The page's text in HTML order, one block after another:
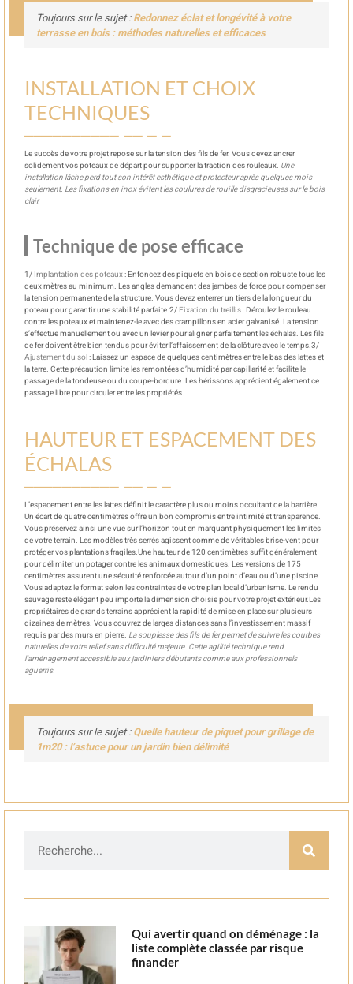
Toujours sur le sujet :Redonnez éclat et longévité à votre
terrasse en bois : méthodes naturelles et efficaces
INSTALLATION ET CHOIX
TECHNIQUES
Le succès de votre projet repose sur la tension des fils de fer. Vous devez ancrer
solidement vos poteaux de départ pour supporter la traction des rouleaux. Une
installation lâche perd tout son intérêt esthétique et protecteur après quelques mois
seulement. Les fixations en inox évitent les coulures de rouille disgracieuses sur le bois
clair.
Technique de pose efficace
1/ Implantation des poteaux: Enfoncez des piquets en bois de section robuste tous les
deux mètres au minimum. Les angles demandent des jambes de force pour compenser
la tension permanente de la structure. Vous devez enterrer un tiers de la longueur du
poteau pour garantir une stabilité parfaite.2/ Fixation du treillis: Déroulez le rouleau
contre les poteaux et maintenez-le avec des crampillons en acier galvanisé. La tension
s’effectue manuellement ou avec un levier pour aligner parfaitement les échalas. Les fils
de fer doivent être bien tendus pour éviter l’affaissement de la clôture avec le temps.3/
Ajustement du sol: Laissez un espace de quelques centimètres entre le bas des lattes et
la terre. Cette précaution limite les remontées d’humidité par capillarité et facilite le
passage de la tondeuse ou du coupe-bordure. Les hérissons apprécient également ce
passage libre pour circuler entre les propriétés.
HAUTEUR ET ESPACEMENT DES
ÉCHALAS
L’espacement entre les lattes définit le caractère plus ou moins occultant de la barrière.
Un écart de quatre centimètres offre un bon compromis entre intimité et transparence.
Vous préservez ainsi une vue sur l’horizon tout en marquant physiquement les limites
de votre terrain. Les modèles très serrés agissent comme de véritables brise-vent pour
protéger vos plantations fragiles.Une hauteur de 120 centimètres suffit généralement
pour délimiter un potager contre les animaux domestiques. Les versions de 175
centimètres assurent une sécurité renforcée autour d’un point d’eau ou d’une piscine.
Vous adaptez le format selon les contraintes de votre plan local d’urbanisme. Le rendu
sauvage reste élégant peu importe la dimension choisie pour votre projet extérieur.Les
propriétaires de grands terrains apprécient la rapidité de mise en place sur plusieurs
dizaines de mètres. Vous couvrez de larges distances sans l’investissement massif
requis par des murs en pierre. La souplesse des fils de fer permet de suivre les courbes
naturelles de votre relief sans difficulté majeure. Cette agilité technique rend
l’aménagement accessible aux jardiniers débutants comme aux professionnels
aguerris.
Toujours sur le sujet :Quelle hauteur de piquet pour grillage de
1m20 : l’astuce pour un jardin bien délimité
Qui avertir quand on déménage : la
liste complète classée par risque
financier